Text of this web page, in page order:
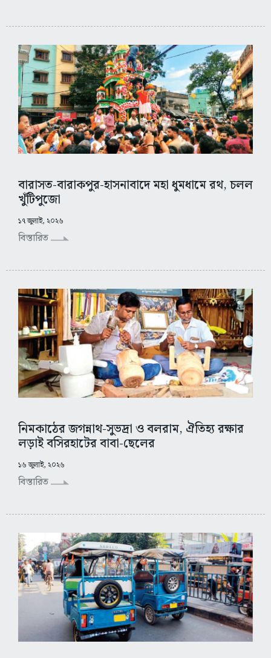
বারাসত-বারাকপুর-হাসনাবাদে মহা ধুমধামে রথ, চলল
খুঁটিপুজো
১৭ জুলাই, ২০২৬
বিস্তারিত
নিমকাঠের জগন্নাথ-সুভদ্রা ও বলরাম, ঐতিহ্য রক্ষার
লড়াই বসিরহাটের বাবা-ছেলের
১৬ জুলাই, ২০২৬
বিস্তারিত